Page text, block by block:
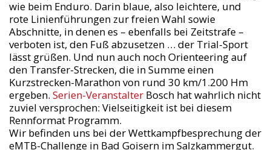
wie beim Enduro. Darin blaue, also leichtere, und
rote Linienführungen zur freien Wahl sowie
Abschnitte, in denen es – ebenfalls bei Zeitstrafe –
verboten ist, den Fuß abzusetzen … der Trial-Sport
lässt grüßen. Und nun auch noch Orienteering auf
den Transfer-Strecken, die in Summe einen
Kurzstrecken-Marathon von rund 30 km/1.200 Hm
ergeben. Serien-VeranstalterBosch hat wahrlich nicht
zuviel versprochen: Vielseitigkeit ist bei diesem
Rennformat Programm.
Wir befinden uns bei der Wettkampfbesprechung der
eMTB-Challenge in Bad Goisern im Salzkammergut.